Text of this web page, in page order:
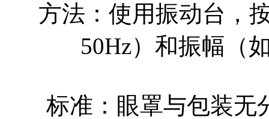
方法：使用振动台，
50Hz）和振幅（
标准：眼罩与包装无